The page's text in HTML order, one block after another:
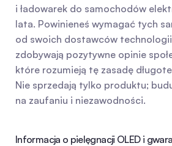
i ładowarek do samochodów
lata. Powinieneś wymagać tych
od swoich dostawców
zdobywają pozytywne opinie
które rozumieją tę zasadę
Nie sprzedają tylko produktu;
na zaufaniu i niezawodności.
Informacja o pielęgnacji OLED i